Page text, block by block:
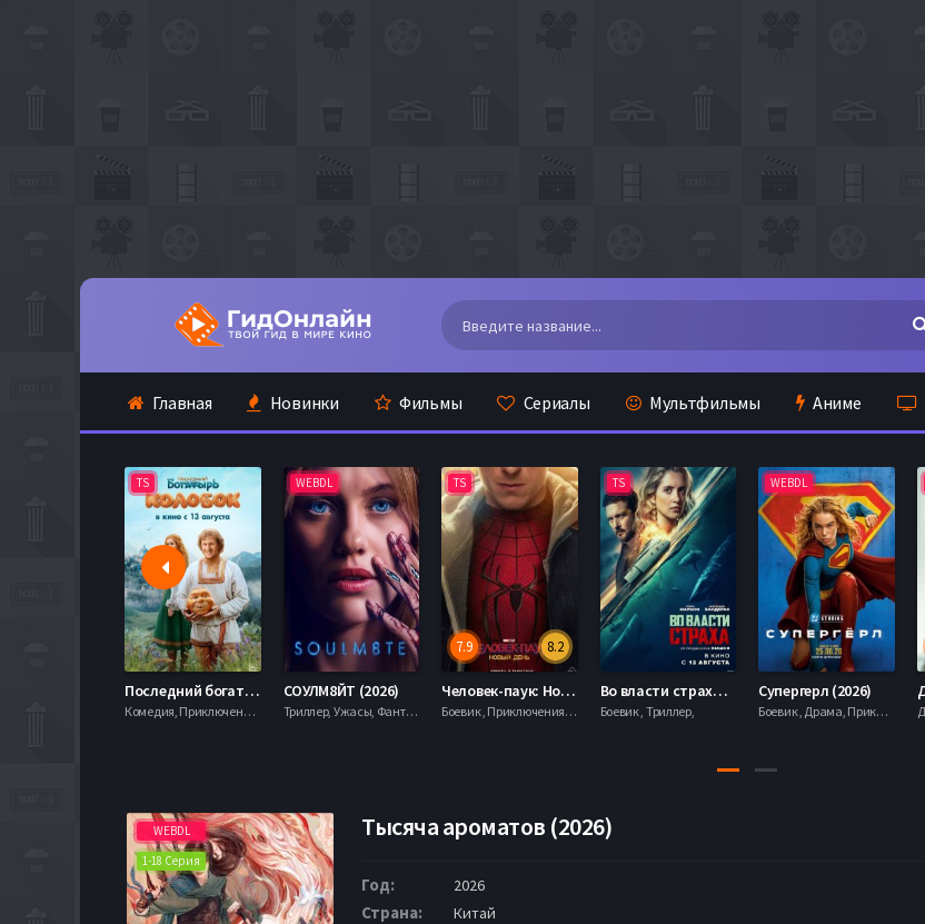
Главная Новинки Фильмы Сериалы Мультфильмы Аниме
TS
Последний богатырь. Колобок (2026)
Комедия, Приключения, Фэнтези,
WEBDL
СОУЛМ8ЙТ (2026)
Триллер, Ужасы, Фантастика,
TS
8.2
7.9
Человек-паук: Новый день (2026)
Боевик , Приключения, Фантастика, Фэнтези,
TS
Во власти страха (2026)
Боевик , Триллер,
WEBDL
Супергерл (2026)
Боевик , Драма, Приключения, Фантастика,
WEBDL
1-18 Серия
Тысяча ароматов (2026)
Год: 2026
Страна: Китай